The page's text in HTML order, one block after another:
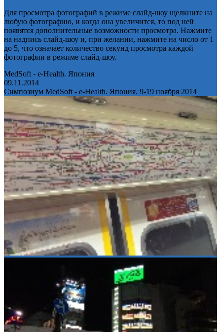
Для просмотра фотографий в режиме слайд-шоу щелкните на
любую фотографию, и когда она увеличится, то под ней
появятся дополнительные возможности просмотра. Нажмите
на надпись слайд-шоу и, при желании, нажмите на число от 1
до 5, что означает количество секунд просмотра каждой
фотографии в режиме слайд-шоу.
MedSoft - e-Health. Япония
09.11.2014
Симпозиум MedSoft - e-Health. Япония. 9-19 ноября 2014